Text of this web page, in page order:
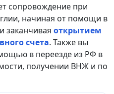
сопровождение при
начиная от помощи в
заканчивая открытием
счета. Также вы
в переезде из РФ в
получении ВНЖ и по